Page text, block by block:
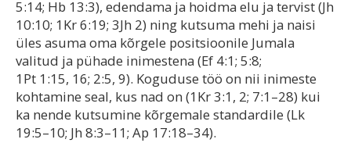
5:14; Hb 13:3), edendama ja hoidma elu ja tervist (Jh
10:10; 1Kr 6:19; 3Jh 2) ning kutsuma mehi ja naisi
üles asuma oma kõrgele positsioonile Jumala
valitud ja pühade inimestena (Ef 4:1; 5:8;
1Pt 1:15, 16; 2:5, 9). Koguduse töö on nii inimeste
kohtamine seal, kus nad on (1Kr 3:1, 2; 7:1–28) kui
ka nende kutsumine kõrgemale standardile (Lk
19:5–10; Jh 8:3–11; Ap 17:18–34).